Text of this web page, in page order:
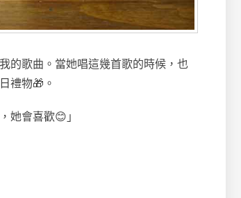
的歌曲。當她唱這幾首歌的時候，也
禮物🎁。
她會喜歡😊」